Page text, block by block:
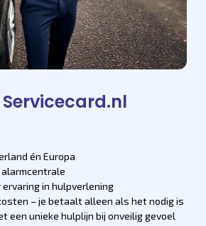
én Europa
ervaring in hulpverlening
– je betaalt alleen als het nodig is
een unieke hulplijn bij onveilig gevoel